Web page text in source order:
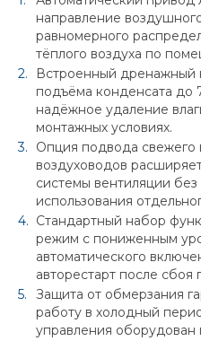
направление
равномерного
тёплого воздуха по
Встроенный дренажный
подъёма конденсата до
надёжное удаление
монтажных условиях.
Опция подвода свежего
воздуховодов
системы вентиляции
использования
Стандартный набор
режим с пониженным
автоматического
авторестарт после сбоя
Защита от обмерзания
работу в холодный
управления